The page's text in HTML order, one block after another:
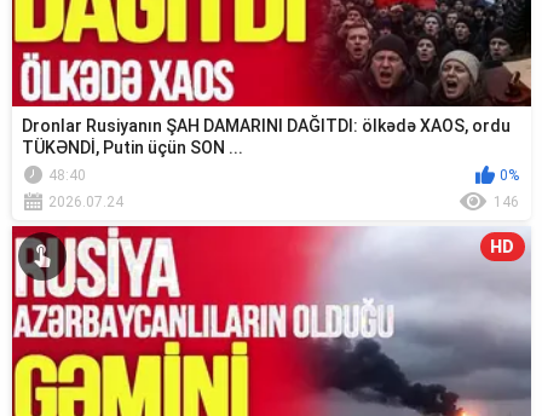
Dronlar Rusiyanın ŞAH DAMARINI DAĞITDI: ölkədə XAOS, ordu
TÜKƏNDİ, Putin üçün SON ...
48:40
0%
2026.07.24
146
HD